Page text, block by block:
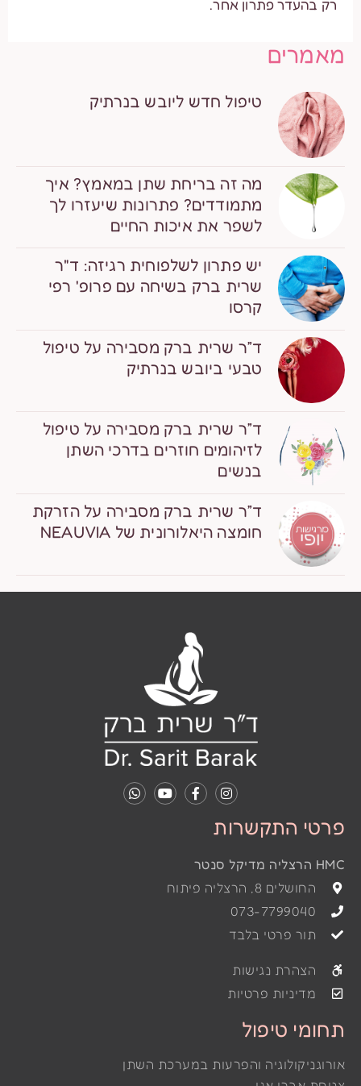
רק בהעדר פתרון אחר.
מאמרים
טיפול חדש ליובש בנרתיק
מה זה בריחת שתן במאמץ? איך
מתמודדים? פתרונות שיעזרו לך
לשפר את איכות החיים
יש פתרון לשלפוחית רגיזה: ד"ר
שרית ברק בשיחה עם פרופ' רפי
קרסו
ד”ר שרית ברק מסבירה על טיפול
טבעי ביובש בנרתיק
ד”ר שרית ברק מסבירה על טיפול
לזיהומים חוזרים בדרכי השתן
בנשים
ד”ר שרית ברק מסבירה על הזרקת
חומצה היאלורונית של NEAUVIA
תחומי טיפול
אורוגניקולוגיה והפרעות במערכת השתן
פרטי התקשרות
HMC הרצליה מדיקל סנטר
החושלים 8, הרצליה פיתוח
073-7799040
תור פרטי בלבד
הצהרת נגישות
מדיניות פרטיות